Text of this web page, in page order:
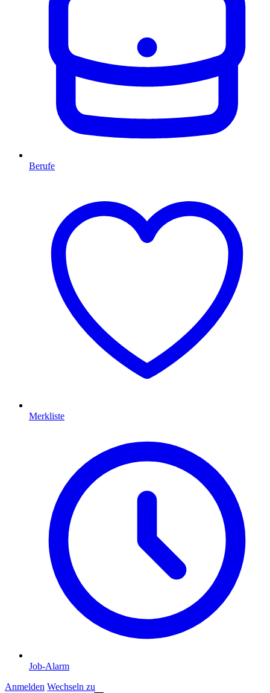
Berufe
Merkliste
Job-Alarm
Anmelden Wechseln zu